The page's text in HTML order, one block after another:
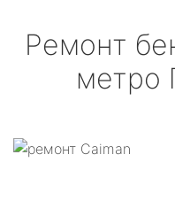
Ремонт
метро